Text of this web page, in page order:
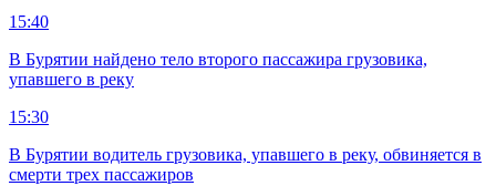
15:40
В Бурятии найдено тело второго пассажира грузовика,
упавшего в реку
15:30
В Бурятии водитель грузовика, упавшего в реку, обвиняется в
смерти трех пассажиров